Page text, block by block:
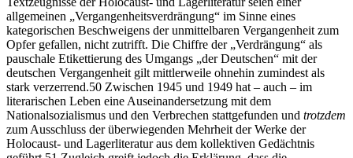
allgemeinen „Vergangenheitsverdrängung“ im Sinne eines
kategorischen Beschweigens der unmittelbaren Vergangenheit zum
Opfer gefallen, nicht zutrifft. Die Chiffre der „Verdrängung“ als
pauschale Etikettierung des Umgangs „der Deutschen“ mit der
deutschen Vergangenheit gilt mittlerweile ohnehin zumindest als
stark verzerrend.50 Zwischen 1945 und 1949 hat – auch – im
literarischen Leben eine Auseinandersetzung mit dem
Nationalsozialismus und den Verbrechen stattgefunden und trotzdem
zum Ausschluss der überwiegenden Mehrheit der Werke der
Holocaust- und Lagerliteratur aus dem kollektiven Gedächtnis